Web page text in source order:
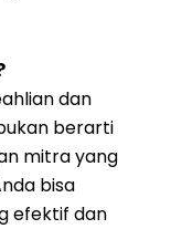
dan
berarti
mitra yang
bisa
efektif dan